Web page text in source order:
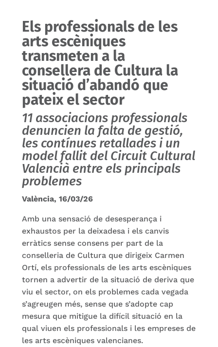
Els professionals de les
arts escèniques
transmeten a la
consellera de Cultura la
situació d’abandó que
pateix el sector
11 associacions professionals
denuncien la falta de gestió,
les contínues retallades i un
model fallit del Circuit Cultural
Valencià entre els principals
problemes
València, 16/03/26
Amb una sensació de desesperança i
exhaustos per la deixadesa i els canvis
erràtics sense consens per part de la
conselleria de Cultura que dirigeix Carmen
Ortí, els professionals de les arts escèniques
tornen a advertir de la situació de deriva que
viu el sector, on els problemes cada vegada
s’agreugen més, sense que s’adopte cap
mesura que mitigue la difícil situació en la
qual viuen els professionals i les empreses de
les arts escèniques valencianes.